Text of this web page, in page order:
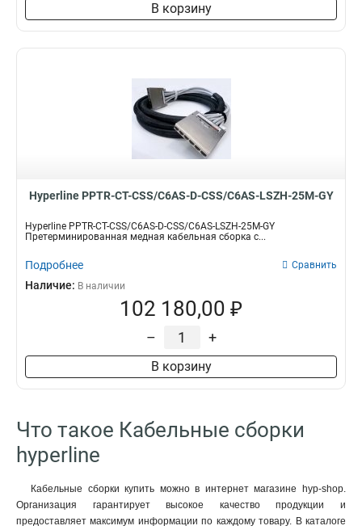
В корзину
Hyperline PPTR-CT-CSS/C6AS-D-CSS/C6AS-LSZH-25M-GY
Hyperline PPTR-CT-CSS/C6AS-D-CSS/C6AS-LSZH-25M-GY
Претерминированная медная кабельная сборка с...
Подробнее Сравнить
Наличие: В наличии
102 180,00 ₽
– +
В корзину
Что такое Кабельные сборки
hyperline
Кабельные сборки купить можно в интернет магазине hyp-shop.
Организация гарантирует высокое качество продукции и
предоставляет максимум информации по каждому товару. В каталоге